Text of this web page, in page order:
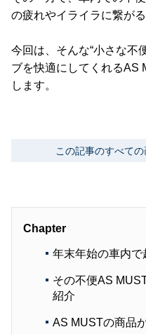
の疲れやイライラに繋が
今回は、そんな“小さな不
ブを快適にしてくれるAS
します。
この記事のすべての
Chapter
年末年始の車内で
その不便AS
紹介
AS MUSTの商品